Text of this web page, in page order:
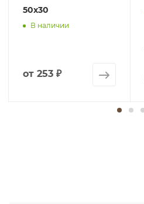
50х30
В наличии
от 253 ₽